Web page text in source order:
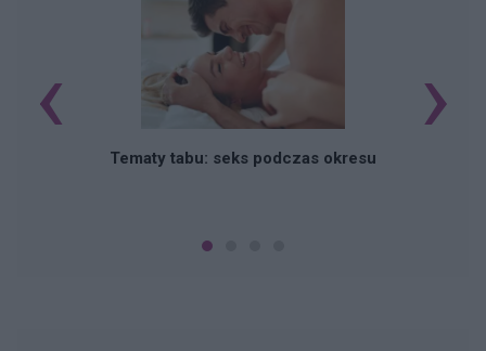
Tematy tabu: seks podczas okresu
‹ ›